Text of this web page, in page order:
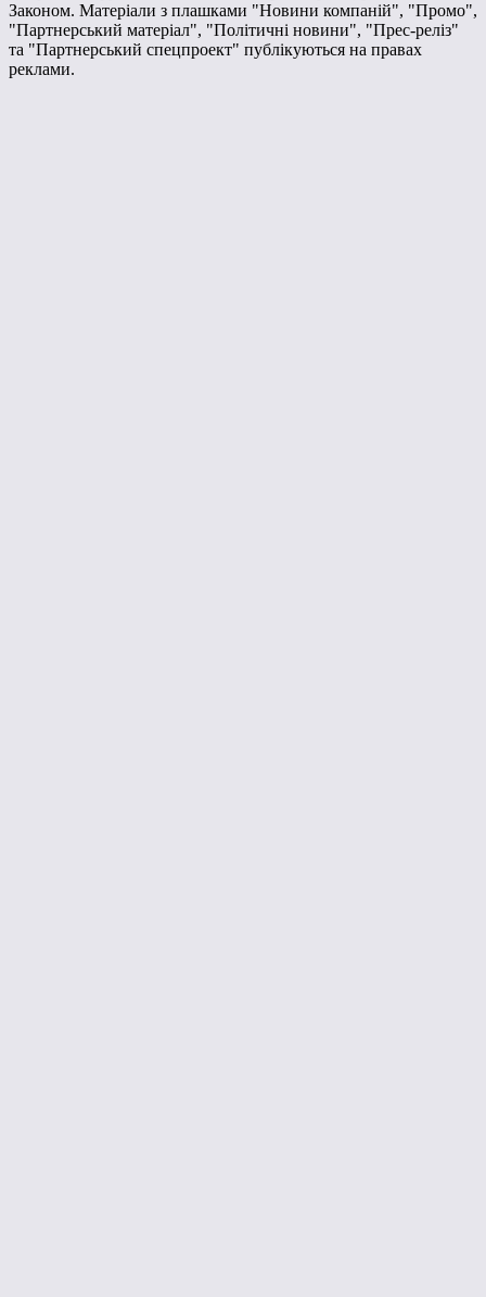
Законом. Матеріали з плашками "Новини компаній", "Промо",
"Партнерський матеріал", "Політичні новини", "Прес-реліз"
та "Партнерський спецпроект" публікуються на правах
реклами.